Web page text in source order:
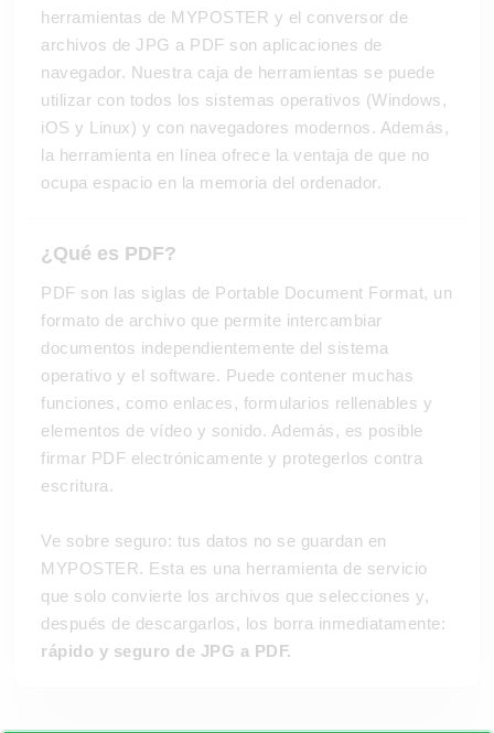
herramientas de MYPOSTER y el conversor de
archivos de JPG a PDF son aplicaciones de
navegador. Nuestra caja de herramientas se puede
utilizar con todos los sistemas operativos (Windows,
iOS y Linux) y con navegadores modernos. Además,
la herramienta en línea ofrece la ventaja de que no
ocupa espacio en la memoria del ordenador.
¿Qué es PDF?
PDF son las siglas de Portable Document Format, un
formato de archivo que permite intercambiar
documentos independientemente del sistema
operativo y el software. Puede contener muchas
funciones, como enlaces, formularios rellenables y
elementos de vídeo y sonido. Además, es posible
firmar PDF electrónicamente y protegerlos contra
escritura.
Ve sobre seguro: tus datos no se guardan en
MYPOSTER. Esta es una herramienta de servicio
que solo convierte los archivos que selecciones y,
después de descargarlos, los borra inmediatamente:
rápido y seguro de JPG a PDF.